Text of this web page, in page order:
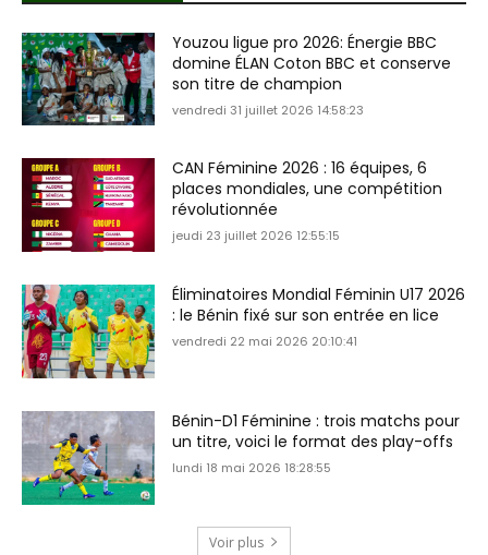
Youzou ligue pro 2026: Énergie BBC
domine ÉLAN Coton BBC et conserve
son titre de champion
vendredi 31 juillet 2026 14:58:23
CAN Féminine 2026 : 16 équipes, 6
places mondiales, une compétition
révolutionnée
jeudi 23 juillet 2026 12:55:15
Éliminatoires Mondial Féminin U17 2026
: le Bénin fixé sur son entrée en lice
vendredi 22 mai 2026 20:10:41
Bénin-D1 Féminine : trois matchs pour
un titre, voici le format des play-offs
lundi 18 mai 2026 18:28:55
Voir plus